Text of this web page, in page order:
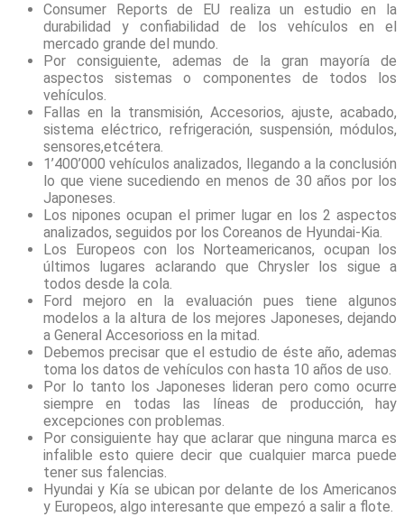
Consumer Reports de EU realiza un estudio en la
durabilidad y confiabilidad de los vehículos en el
mercado grande del mundo.
Por consiguiente, ademas de la gran mayoría de
aspectos sistemas o componentes de todos los
vehículos.
Fallas en la transmisión, Accesorios, ajuste, acabado,
sistema eléctrico, refrigeración, suspensión, módulos,
sensores,etcétera.
1’400’000 vehículos analizados, llegando a la conclusión
lo que viene sucediendo en menos de 30 años por los
Japoneses.
Los nipones ocupan el primer lugar en los 2 aspectos
analizados, seguidos por los Coreanos de Hyundai-Kia.
Los Europeos con los Norteamericanos, ocupan los
últimos lugares aclarando que Chrysler los sigue a
todos desde la cola.
Ford mejoro en la evaluación pues tiene algunos
modelos a la altura de los mejores Japoneses, dejando
a General Accesorioss en la mitad.
Debemos precisar que el estudio de éste año, ademas
toma los datos de vehículos con hasta 10 años de uso.
Por lo tanto los Japoneses lideran pero como ocurre
siempre en todas las líneas de producción, hay
excepciones con problemas.
Por consiguiente hay que aclarar que ninguna marca es
infalible esto quiere decir que cualquier marca puede
tener sus falencias.
Hyundai y Kía se ubican por delante de los Americanos
y Europeos, algo interesante que empezó a salir a flote.